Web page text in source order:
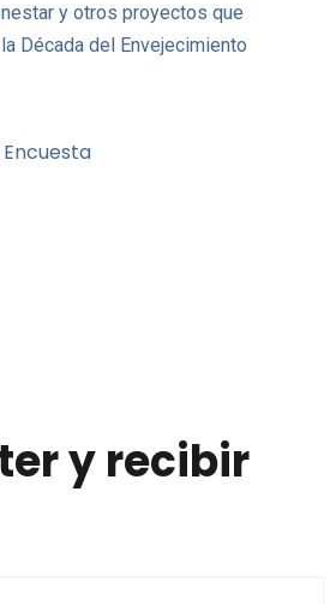
y otros proyectos que
Década del Envejecimiento
y recibir